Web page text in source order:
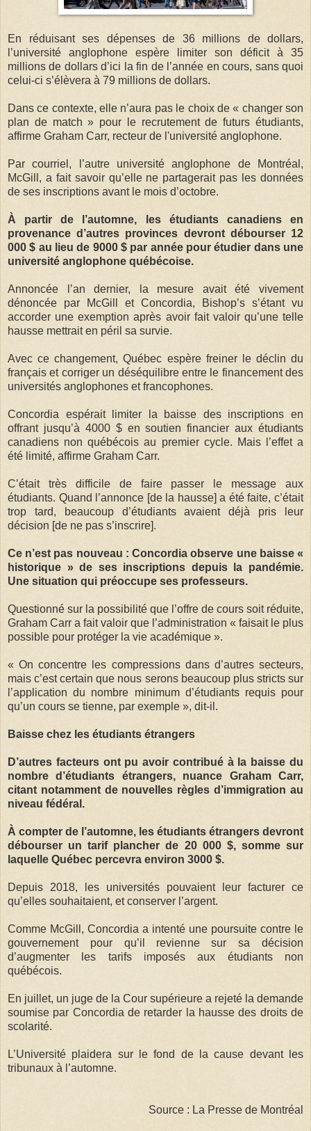
En réduisant ses dépenses de 36 millions de dollars,
l’université anglophone espère limiter son déficit à 35
millions de dollars d’ici la fin de l’année en cours, sans quoi
celui-ci s’élèvera à 79 millions de dollars.
Dans ce contexte, elle n’aura pas le choix de « changer son
plan de match » pour le recrutement de futurs étudiants,
affirme Graham Carr, recteur de l'université anglophone.
Par courriel, l’autre université anglophone de Montréal,
McGill, a fait savoir qu’elle ne partagerait pas les données
de ses inscriptions avant le mois d’octobre.
À partir de l’automne, les étudiants canadiens en
provenance d’autres provinces devront débourser 12
000 $ au lieu de 9000 $ par année pour étudier dans une
université anglophone québécoise.
Annoncée l’an dernier, la mesure avait été vivement
dénoncée par McGill et Concordia, Bishop’s s’étant vu
accorder une exemption après avoir fait valoir qu’une telle
hausse mettrait en péril sa survie.
Avec ce changement, Québec espère freiner le déclin du
français et corriger un déséquilibre entre le financement des
universités anglophones et francophones.
Concordia espérait limiter la baisse des inscriptions en
offrant jusqu’à 4000 $ en soutien financier aux étudiants
canadiens non québécois au premier cycle. Mais l’effet a
été limité, affirme Graham Carr.
C’était très difficile de faire passer le message aux
étudiants. Quand l’annonce [de la hausse] a été faite, c’était
trop tard, beaucoup d’étudiants avaient déjà pris leur
décision [de ne pas s’inscrire].
Ce n’est pas nouveau : Concordia observe une baisse «
historique » de ses inscriptions depuis la pandémie.
Une situation qui préoccupe ses professeurs.
Questionné sur la possibilité que l’offre de cours soit réduite,
Graham Carr a fait valoir que l’administration « faisait le plus
possible pour protéger la vie académique ».
« On concentre les compressions dans d’autres secteurs,
mais c’est certain que nous serons beaucoup plus stricts sur
l’application du nombre minimum d’étudiants requis pour
qu’un cours se tienne, par exemple », dit-il.
Baisse chez les étudiants étrangers
D’autres facteurs ont pu avoir contribué à la baisse du
nombre d’étudiants étrangers, nuance Graham Carr,
citant notamment de nouvelles règles d’immigration au
niveau fédéral.
À compter de l’automne, les étudiants étrangers devront
débourser un tarif plancher de 20 000 $, somme sur
laquelle Québec percevra environ 3000 $.
Depuis 2018, les universités pouvaient leur facturer ce
qu’elles souhaitaient, et conserver l’argent.
Comme McGill, Concordia a intenté une poursuite contre le
gouvernement pour qu’il revienne sur sa décision
d’augmenter les tarifs imposés aux étudiants non
québécois.
En juillet, un juge de la Cour supérieure a rejeté la demande
soumise par Concordia de retarder la hausse des droits de
scolarité.
L’Université plaidera sur le fond de la cause devant les
tribunaux à l’automne.
Source : La Presse de Montréal